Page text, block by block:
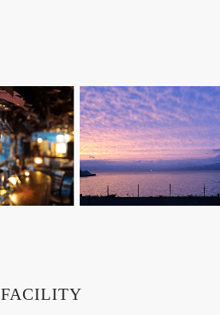
FACILITY